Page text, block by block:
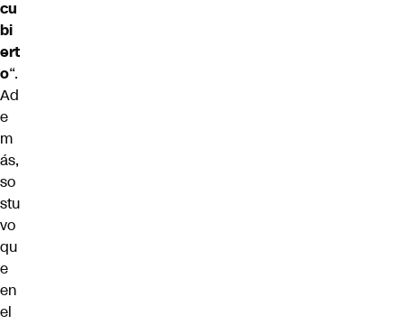
cu
bi
ert
o“.
Ad
e
m
ás,
so
stu
vo
qu
e
en
el